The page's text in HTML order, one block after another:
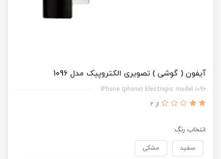
آیفون ( گوشی ) تصویری الکتروپیک مدل 1096
IPhone (phone) Electropic model 1096
از 2
انتخاب رنگ:
سفید مشکی